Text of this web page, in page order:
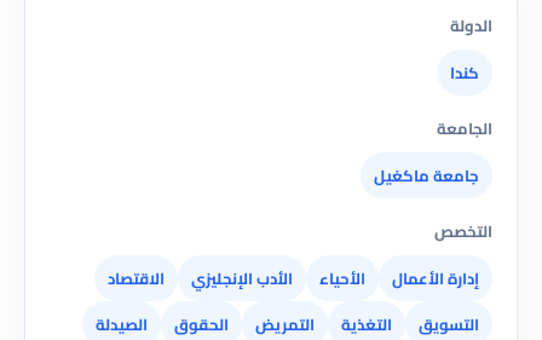
الدولة
كندا
الجامعة
جامعة ماكغيل
التخصص
إدارة الأعمال
الأحياء الأدب الإنجليزي
الاقتصاد
التسويق
التغذية التمريض الحقوق
الصيدلة